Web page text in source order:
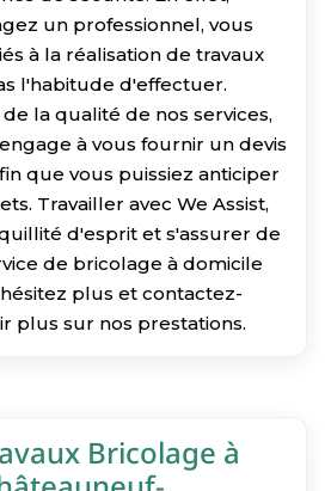
un professionnel, vous
à la réalisation de travaux
l'habitude d'effectuer.
la qualité de nos services,
à vous fournir un devis
que vous puissiez anticiper
Travailler avec We Assist,
d'esprit et s'assurer de
de bricolage à domicile
plus et contactez-
plus sur nos prestations.
Bricolage à